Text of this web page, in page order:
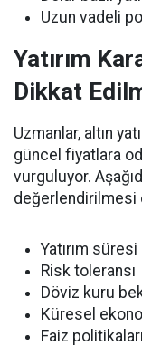
Uzun vadeli
Yatırım
Dikkat
Uzmanlar, altın
güncel fiyatlara
vurguluyor.
değerlendirilmesi
Yatırım süresi
Risk toleransı
Döviz kuru
Küresel
Faiz politikaları